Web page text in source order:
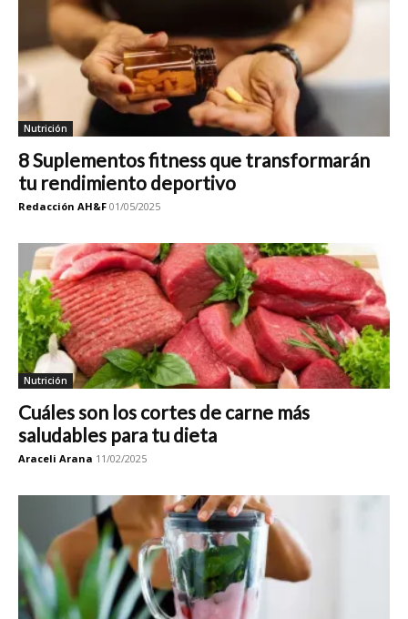
Nutrición
8 Suplementos fitness que transformarán
tu rendimiento deportivo
Redacción AH&F 01/05/2025
Nutrición
Cuáles son los cortes de carne más
saludables para tu dieta
Araceli Arana 11/02/2025